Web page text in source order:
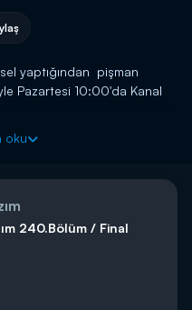
yaptığından pişman
Pazartesi 10:00'da Kanal
oku
240.Bölüm / Final